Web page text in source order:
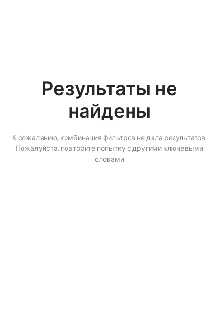
Результаты не
найдены
К сожалению, комбинация фильтров не дала результатов.
Пожалуйста, повторите попытку с другими ключевыми
словами